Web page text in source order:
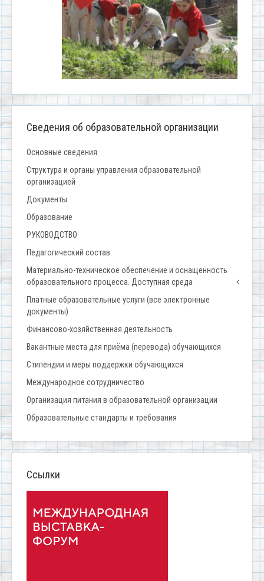
Сведения об образовательной организации
Основные сведения
Структура и органы управления образовательной
организацией
Документы
Образование
РУКОВОДСТВО
Педагогический состав
Материально-техническое обеспечение и оснащенность
образовательного процесса. Доступная среда
Платные образовательные услуги (все электронные
документы)
Финансово-хозяйственная деятельность
Вакантные места для приёма (перевода) обучающихся
Стипендии и меры поддержки обучающихся
Международное сотрудничество
Организация питания в образовательной организации
Образовательные стандарты и требования
Ссылки